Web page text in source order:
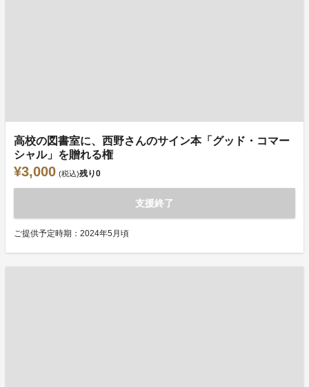
高校の図書室に、西野さんのサイン本「グッド・コマー
シャル」を贈れる権
¥3,000 (税込)残り0
支援終了
ご提供予定時期：2024年5月頃